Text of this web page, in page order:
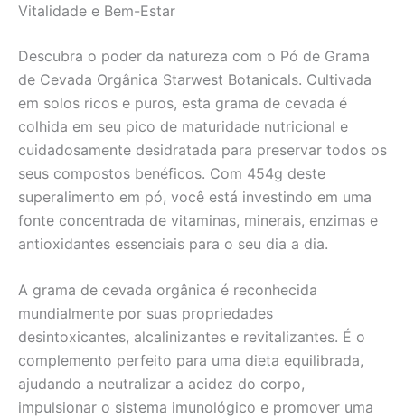
Vitalidade e Bem-Estar
Descubra o poder da natureza com o Pó de Grama
de Cevada Orgânica Starwest Botanicals. Cultivada
em solos ricos e puros, esta grama de cevada é
colhida em seu pico de maturidade nutricional e
cuidadosamente desidratada para preservar todos os
seus compostos benéficos. Com 454g deste
superalimento em pó, você está investindo em uma
fonte concentrada de vitaminas, minerais, enzimas e
antioxidantes essenciais para o seu dia a dia.
A grama de cevada orgânica é reconhecida
mundialmente por suas propriedades
desintoxicantes, alcalinizantes e revitalizantes. É o
complemento perfeito para uma dieta equilibrada,
ajudando a neutralizar a acidez do corpo,
impulsionar o sistema imunológico e promover uma